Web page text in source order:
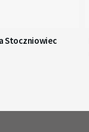
Stoczniowiec